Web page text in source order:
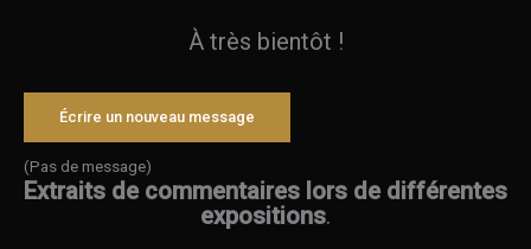
À très bientôt !
(Pas de message)
Extraits de commentaires lors de différentes
expositions.